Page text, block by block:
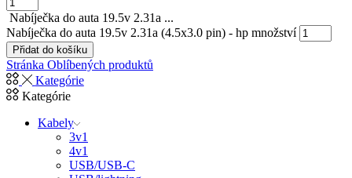
Nabíječka do auta 19.5v 2.31a ...
Nabíječka do auta 19.5v 2.31a (4.5x3.0 pin) - hp množství
Přidat do košíku
Stránka Oblíbených produktů
Kategórie
Kategórie
Kabely
3v1
4v1
USB/USB-C